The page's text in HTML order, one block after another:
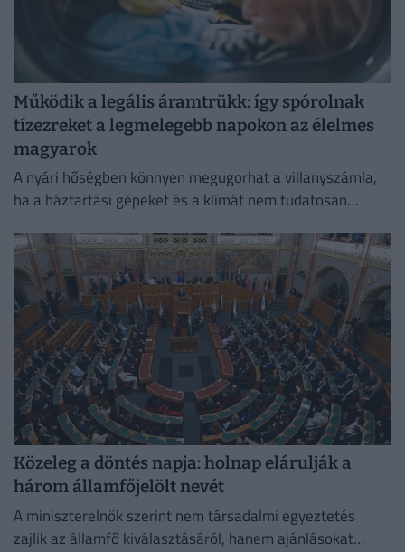
Működik a legális áramtrükk: így spórolnak
tízezreket a legmelegebb napokon az élelmes
magyarok
A nyári hőségben könnyen megugorhat a villanyszámla,
ha a háztartási gépeket és a klímát nem tudatosan
Közeleg a döntés napja: holnap elárulják a
három államfőjelölt nevét
A miniszterelnök szerint nem társadalmi egyeztetés
zajlik az államfő kiválasztásáról, hanem ajánlásokat